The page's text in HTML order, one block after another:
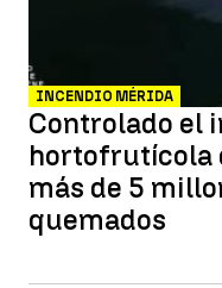
INCENDIO MÉRIDA
Controlado el
hortofrutícola
más de 5
quemados